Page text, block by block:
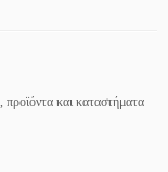
προϊόντα και καταστήματα